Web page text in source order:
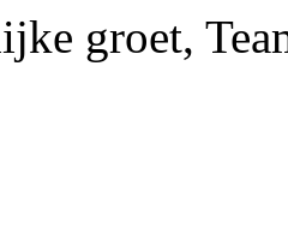
groet,